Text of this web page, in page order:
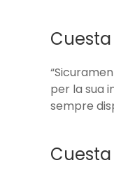
per la sua
sempre